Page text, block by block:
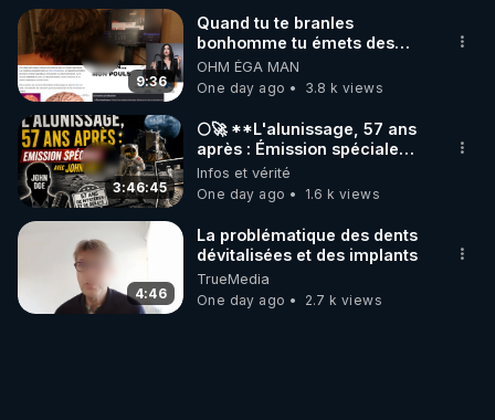
9:36
Quand tu te branles
bonhomme tu émets des
ondes ils ont juste omis de
t'expliquer
OHM ÉGA MAN
One day ago
3.8 k views
3:46:45
🌕🚀 **L'alunissage, 57 ans
après : Émission spéciale
avec John Doe !** 👨 🚀✨
Infos et vérité
One day ago
1.6 k views
4:46
La problématique des dents
dévitalisées et des implants
TrueMedia
One day ago
2.7 k views